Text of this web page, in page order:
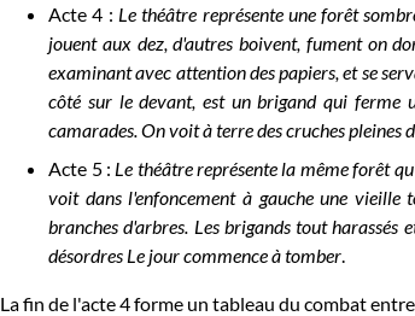
Acte 4 : Le théâtre représente une forêt
jouent aux dez, d'autres boivent, fument on
examinant avec attention des papiers, et se
côté sur le devant, est un brigand qui ferme
camarades. On voit à terre des cruches pleines
Acte 5 : Le théâtre représente la même forêt
voit dans l'enfoncement à gauche une vieille
branches d'arbres. Les brigands tout harassés
désordres Le jour commence à tomber
La fin de l'acte 4 forme un tableau du combat